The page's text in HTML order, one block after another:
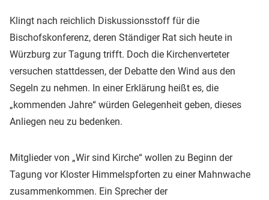
Klingt nach reichlich Diskussionsstoff für die
Bischofskonferenz, deren Ständiger Rat sich heute in
Würzburg zur Tagung trifft. Doch die Kirchenverteter
versuchen stattdessen, der Debatte den Wind aus den
Segeln zu nehmen. In einer Erklärung heißt es, die
„kommenden Jahre“ würden Gelegenheit geben, dieses
Anliegen neu zu bedenken.
Mitglieder von „Wir sind Kirche“ wollen zu Beginn der
Tagung vor Kloster Himmelspforten zu einer Mahnwache
zusammenkommen. Ein Sprecher der